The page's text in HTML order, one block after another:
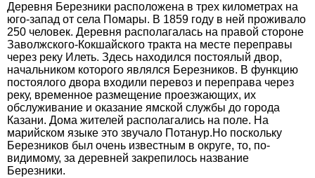
Деревня Березники расположена в трех километрах на
юго-запад от села Помары. В 1859 году в ней проживало
250 человек. Деревня располагалась на правой стороне
Заволжского-Кокшайского тракта на месте переправы
через реку Илеть. Здесь находился постоялый двор,
начальником которого являлся Березников. В функцию
постоялого двора входили перевоз и переправа через
реку, временное размещение проезжающих, их
обслуживание и оказание ямской службы до города
Казани. Дома жителей располагались на поле. На
марийском языке это звучало Потанур.Но поскольку
Березников был очень известным в округе, то, по-
видимому, за деревней закрепилось название
Березники.